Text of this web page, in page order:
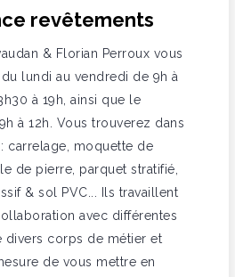
revêtements
& Florian Perroux vous
lundi au vendredi de 9h à
à 19h, ainsi que le
à 12h. Vous trouverez dans
: carrelage, moquette de
de pierre, parquet stratifié,
& sol PVC... Ils travaillent
avec différentes
divers corps de métier et
de vous mettre en